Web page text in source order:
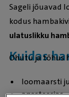
Sageli jõuavad
kodus
ulatuslikku
Kuidas
Ohutu ja tõhus
loomaarsti
anesteesias